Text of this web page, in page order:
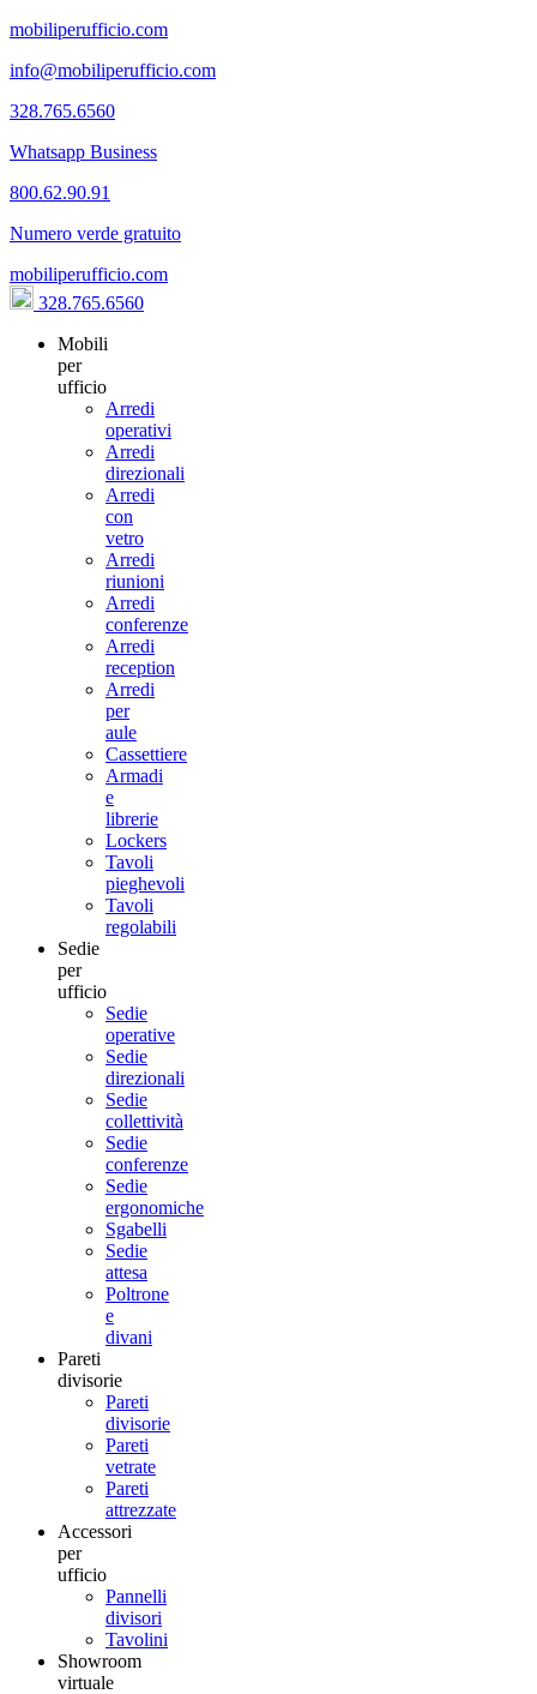
mobiliperufficio.com
info@mobiliperufficio.com
328.765.6560
Whatsapp Business
800.62.90.91
Numero verde gratuito
mobiliperufficio.com
328.765.6560
Mobili
per
ufficio
Arredi
operativi
Arredi
direzionali
Arredi
con
vetro
Arredi
riunioni
Arredi
conferenze
Arredi
reception
Arredi
per
aule
Cassettiere
Armadi
e
librerie
Lockers
Tavoli
pieghevoli
Tavoli
regolabili
Sedie
per
ufficio
Sedie
operative
Sedie
direzionali
Sedie
collettività
Sedie
conferenze
Sedie
ergonomiche
Sgabelli
Sedie
attesa
Poltrone
e
divani
Pareti
divisorie
Pareti
divisorie
Pareti
vetrate
Pareti
attrezzate
Accessori
per
ufficio
Pannelli
divisori
Tavolini
Showroom
virtuale